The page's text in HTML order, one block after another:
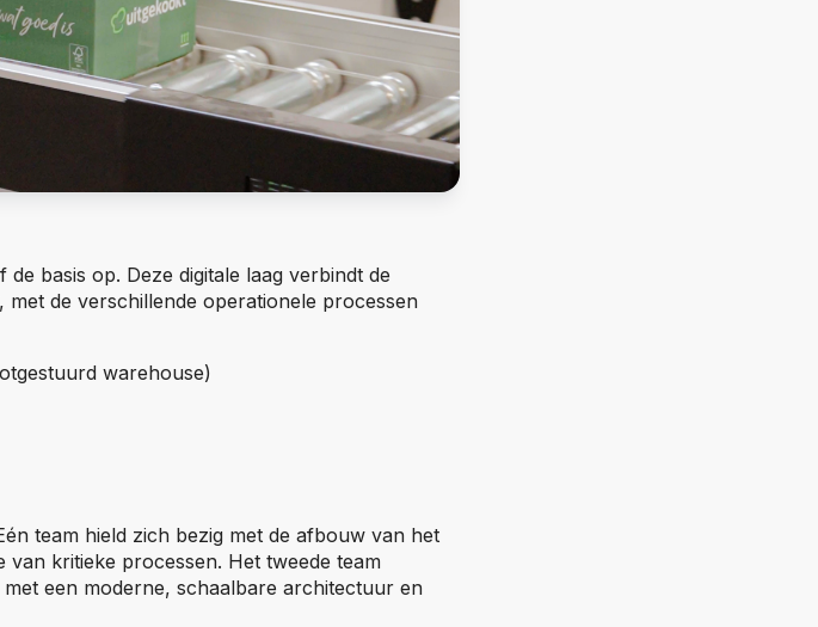
basis op. Deze digitale laag verbindt de
de verschillende operationele processen
warehouse)
team hield zich bezig met de afbouw van het
kritieke processen. Het tweede team
een moderne, schaalbare architectuur en